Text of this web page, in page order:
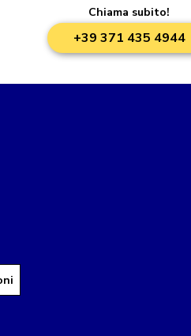
Chiama subito!
+39 371 435 4944